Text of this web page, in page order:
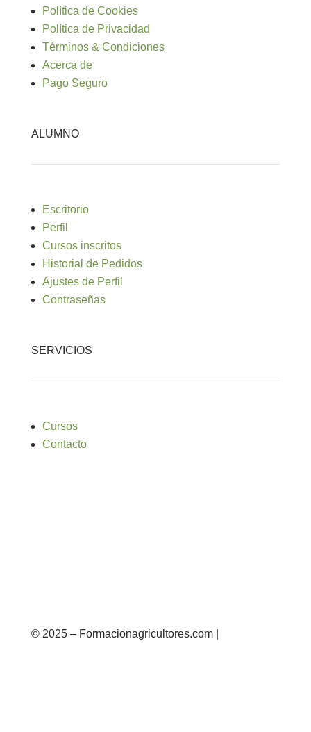
Política de Cookies
Política de Privacidad
Términos & Condiciones
Acerca de
Pago Seguro
ALUMNO
Escritorio
Perfil
Cursos inscritos
Historial de Pedidos
Ajustes de Perfil
Contraseñas
SERVICIOS
Cursos
Contacto
© 2025 – Formacionagricultores.com |